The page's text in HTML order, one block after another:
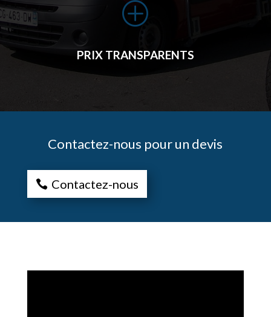
P
PRIX TRANSPARENTS
Contactez-nous pour un devis
Contactez-nous